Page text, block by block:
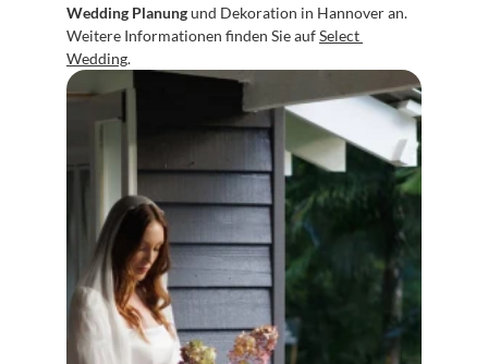
Wedding Planung und Dekoration in Hannover an.
Weitere Informationen finden Sie auf Select
Wedding.